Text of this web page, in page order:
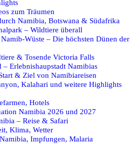
zum Träumen
Namibia, Botswana & Südafrika
– Wildtiere überall
Wüste – Die höchsten Dünen der
& Tosende Victoria Falls
– Erlebnishaupstadt Namibias
& Ziel von Namibiareisen
Kalahari und weitere Highlights
Hotels
Namibia 2026 und 2027
– Reise & Safari
Klima, Wetter
Impfungen, Malaria